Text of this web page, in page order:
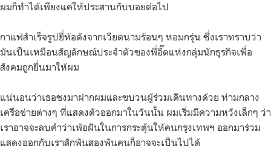
ผมก็ทำได้เพียงแค่ให้ประสานกับบอยต่อไป
กาแฟสำเร็จรูปยี่ห้อดังจากเวียดนามร้อนๆ หอมกรุ่น ซึ่งเราทราบว่า
มันเป็นเหมือนสัญลักษณ์ประจำตัวของพี่อี๊ดแห่งกลุ่มนักธุรกิจเพื่อ
สังคมถูกยื่นมาให้ผม
แน่นอนว่าเธอชงมาฝากผมและขบวนผู้ร่วมเดินทางด้วย ท่ามกลาง
เครือข่ายต่างๆ ที่แสดงตัวออกมาในวันนั้น ผมเริ่มมีความหวังเล็กๆ ว่า
เราอาจจะลบคำว่าเพ้อฝันในการกระตุ้นให้คนกรุงเทพฯ ออกมาร่วม
แสดงออกกับเราสักพันสองพันคนก็อาจจะเป็นไปได้